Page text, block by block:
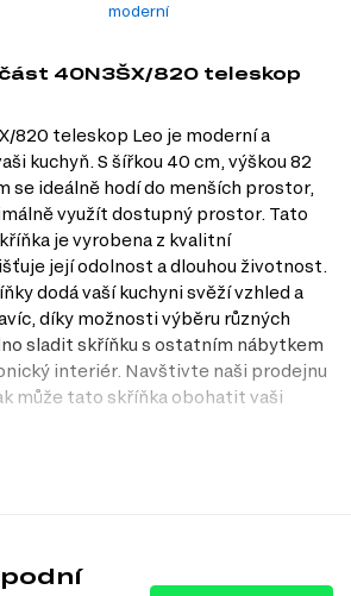
moderní
40N3ŠX/820 teleskop
820 teleskop Leo je moderní a
kuchyň. S šířkou 40 cm, výškou 82
se ideálně hodí do menších prostor,
využít dostupný prostor. Tato
je vyrobena z kvalitní
její odolnost a dlouhou životnost.
dodá vaší kuchyni svěží vzhled a
díky možnosti výběru různých
sladit skříňku s ostatním nábytkem
interiér. Navštivte naši prodejnu
může tato skříňka obohatit vaši
produktu